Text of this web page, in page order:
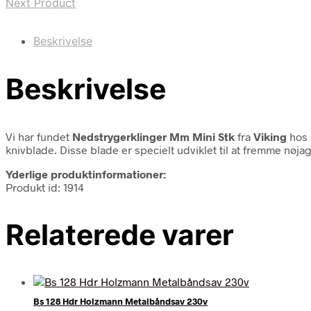
Beskrivelse
Beskrivelse
Vi har fundet Nedstrygerklinger Mm Mini Stk fra Viking hos
knivblade. Disse blade er specielt udviklet til at fremme
Yderlige produktinformationer:
Produkt id: 1914
Relaterede varer
Bs 128 Hdr Holzmann Metalbåndsav 230v